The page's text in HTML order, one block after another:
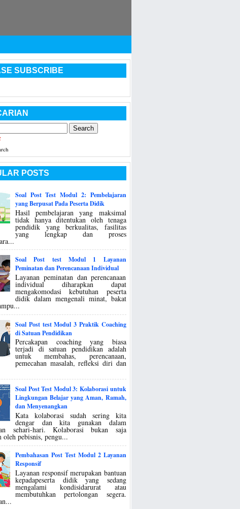
SUBSCRIBE
POSTS
Soal Post Test Modul 2: Pembelajaran
yang Berpusat Pada Peserta Didik
Hasil pembelajaran yang maksimal
tidak hanya ditentukan oleh tenaga
pendidik yang berkualitas, fasilitas
yang lengkap dan proses
Soal Post test Modul 1 Layanan
Peminatan dan Perencanaan Individual
Layanan peminatan dan perencanaan
individual diharapkan dapat
mengakomodasi kebutuhan peserta
didik dalam mengenali minat, bakat
Soal Post test Modul 3 Praktik Coaching
di Satuan Pendidikan
Percakapan coaching yang biasa
terjadi di satuan pendidikan adalah
untuk membahas, perencanaan,
pemecahan masalah, refleksi diri dan
Soal Post Test Modul 3: Kolaborasi untuk
Lingkungan Belajar yang Aman, Ramah,
dan Menyenangkan
Kata kolaborasi sudah sering kita
dengar dan kita gunakan dalam
sehari-hari. Kolaborasi bukan saja
oleh pebisnis, pengu...
Pembahasan Post Test Modul 2 Layanan
Responsif
Layanan responsif merupakan bantuan
kepadapeserta didik yang sedang
mengalami kondisidarurat atau
membutuhkan pertolongan segera.